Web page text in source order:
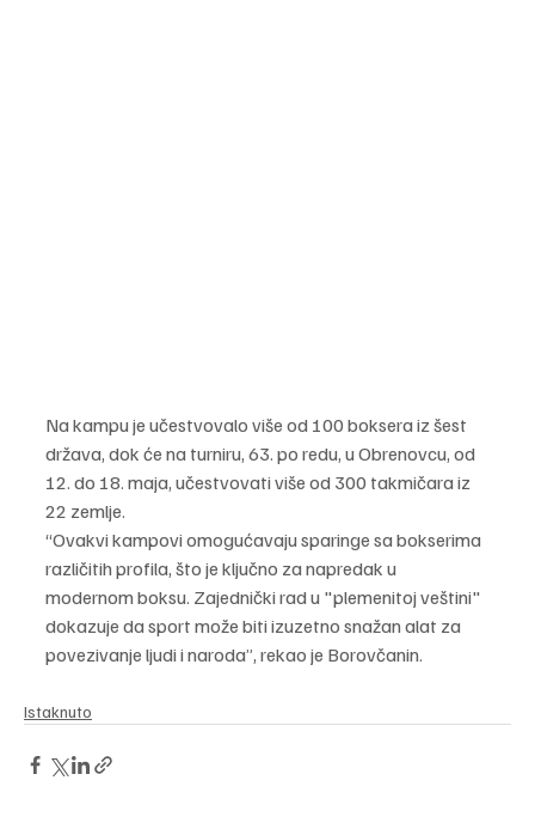
Na kampu je učestvovalo više od 100 boksera iz šest
država, dok će na turniru, 63. po redu, u Obrenovcu, od
12. do 18. maja, učestvovati više od 300 takmičara iz
22 zemlje.
“Ovakvi kampovi omogućavaju sparinge sa bokserima
različitih profila, što je ključno za napredak u
modernom boksu. Zajednički rad u "plemenitoj veštini"
dokazuje da sport može biti izuzetno snažan alat za
povezivanje ljudi i naroda”, rekao je Borovčanin.
Istaknuto